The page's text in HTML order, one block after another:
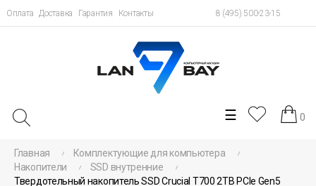
Оплата Доставка Гарантия Контакты 8 (495) 500-23-15
Toggle
navigation
☰ 0
Главная
Комплектующие для компьютера
Накопители
SSD внутренние
Твердотельный накопитель SSD Crucial T700 2TB PCIe Gen5